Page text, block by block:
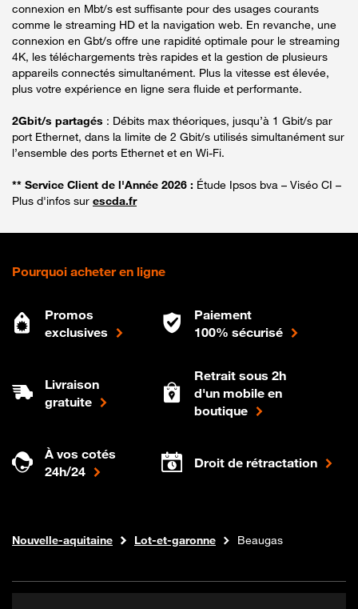
connexion en Mbt/s est suffisante pour des usages courants
comme le streaming HD et la navigation web. En revanche, une
connexion en Gbt/s offre une rapidité optimale pour le streaming
4K, les téléchargements très rapides et la gestion de plusieurs
appareils connectés simultanément. Plus la vitesse est élevée,
plus votre expérience en ligne sera fluide et performante.
2Gbit/s partagés : Débits max théoriques, jusqu’à 1 Gbit/s par
port Ethernet, dans la limite de 2 Gbit/s utilisés simultanément sur
l’ensemble des ports Ethernet et en Wi-Fi.
** Service Client de l'Année 2026 : Étude Ipsos bva – Viséo CI –
Plus d'infos sur escda.fr
Pourquoi acheter en ligne
Promos
exclusives
Paiement
100% sécurisé
Livraison
gratuite
Retrait sous 2h
d'un mobile en
boutique
À vos cotés
24h/24
Droit de rétractation
Boutique Orange
Internet fibre
Nouvelle-aquitaine Lot-et-garonne Beaugas